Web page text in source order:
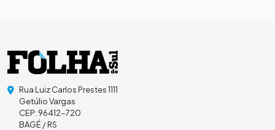
Rua Luiz Carlos Prestes 1111
Getúlio Vargas
CEP: 96412-720
BAGÉ / RS